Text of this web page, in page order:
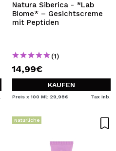
Natura Siberica - *Lab
Biome* – Gesichtscreme
mit Peptiden
(1)
14,99€
KAUFEN
Preis x 100 Ml: 29,98€ Tax Inb.
Natürliche